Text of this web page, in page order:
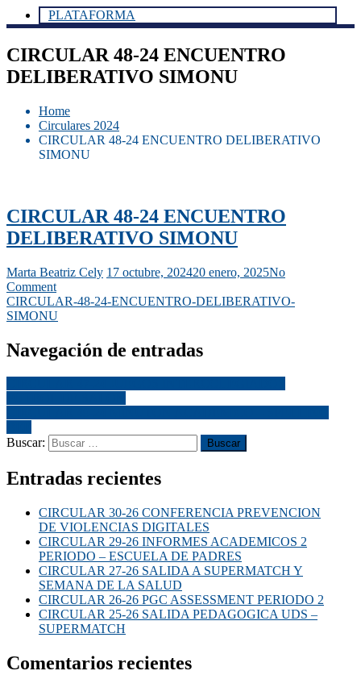
PLATAFORMA
CIRCULAR 48-24 ENCUENTRO
DELIBERATIVO SIMONU
Home
Circulares 2024
CIRCULAR 48-24 ENCUENTRO DELIBERATIVO
SIMONU
CIRCULAR 48-24 ENCUENTRO
DELIBERATIVO SIMONU
Marta Beatriz Cely 17 octubre, 202420 enero, 2025No
Comment
CIRCULAR-48-24-ENCUENTRO-DELIBERATIVO-
SIMONU
Navegación de entradas
Buscar:
Entradas recientes
CIRCULAR 30-26 CONFERENCIA PREVENCION
DE VIOLENCIAS DIGITALES
CIRCULAR 29-26 INFORMES ACADEMICOS 2
PERIODO – ESCUELA DE PADRES
CIRCULAR 27-26 SALIDA A SUPERMATCH Y
SEMANA DE LA SALUD
CIRCULAR 26-26 PGC ASSESSMENT PERIODO 2
CIRCULAR 25-26 SALIDA PEDAGOGICA UDS –
SUPERMATCH
Comentarios recientes